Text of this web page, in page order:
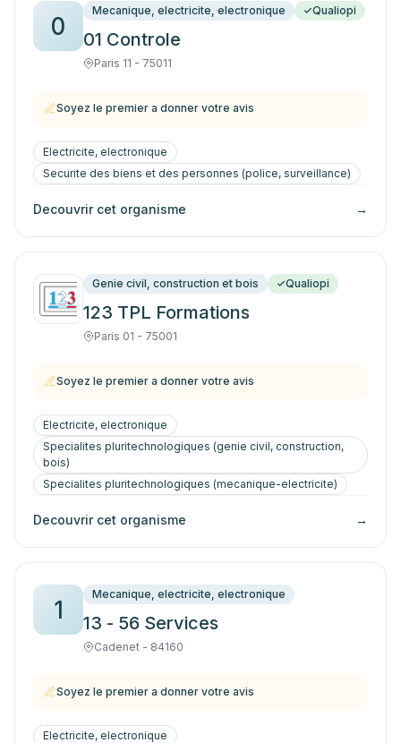
0
Mecanique, electricite, electronique Qualiopi
01 Controle
Paris 11 - 75011
Soyez le premier a donner votre avis
Electricite, electronique
Securite des biens et des personnes (police, surveillance)
Decouvrir cet organisme →
Genie civil, construction et bois Qualiopi
123 TPL Formations
Paris 01 - 75001
Soyez le premier a donner votre avis
Electricite, electronique
Specialites pluritechnologiques (genie civil, construction,
bois)
Specialites pluritechnologiques (mecanique-electricite)
Decouvrir cet organisme →
1
Mecanique, electricite, electronique
13 - 56 Services
Cadenet - 84160
Soyez le premier a donner votre avis
Electricite, electronique